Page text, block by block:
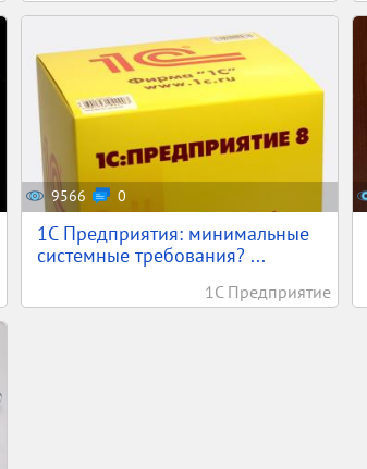
9566 0
1С Предприятия: минимальные
системные требования? ...
1С Предприятие